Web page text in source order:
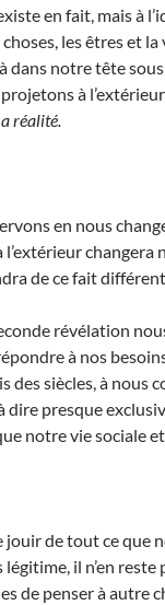
en fait, mais à
les êtres et la
dans notre tête
à
réalité.
en nous
changera
de ce fait
révélation
à nos
des siècles, à nous
dire presque
notre vie sociale
jouir de tout ce que
il n’en reste
de penser à autre